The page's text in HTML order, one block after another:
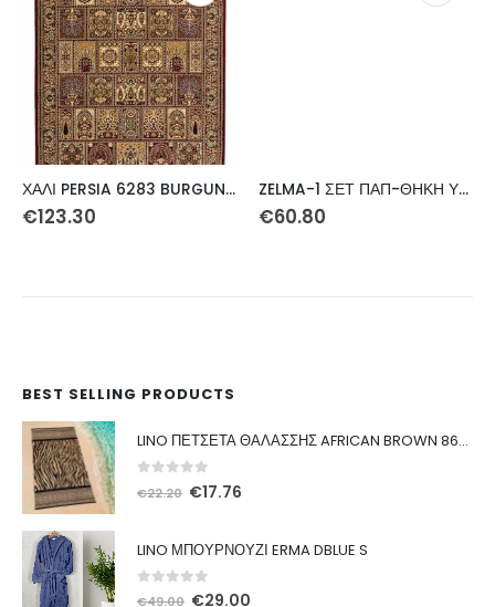
ΧΑΛΙ PERSIA 6283 BURGUNDY ΜΕ ΚΡΟΣΣΙ – 160X230 NewPlan
€123.30
ZELMA-1 ΣΕΤ ΠΑΠ-ΘΗΚΗ ΥΠΕΡ 230Χ240 3ΤΕΜ
€60.80
BEST SELLING PRODUCTS
LINO ΠΕΤΣΕΤΑ ΘΑΛΑΣΣΗΣ AFRICAN BROWN 86X160
out of 5
€22.20 Original
€17.76
LINO ΜΠΟΥΡΝΟΥΖΙ ERMA DBLUE S
out of 5
€49.00 Original
€29.00